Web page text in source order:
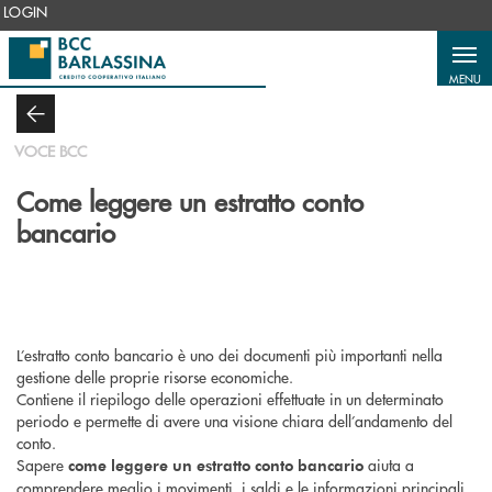
Salta al contenuto principale
LOGIN
MENU
VOCE BCC
Come leggere un estratto conto
bancario
L’estratto conto bancario è uno dei documenti più importanti nella
gestione delle proprie risorse economiche.
Contiene il riepilogo delle operazioni effettuate in un determinato
periodo e permette di avere una visione chiara dell’andamento del
conto.
Sapere come leggere un estratto conto bancario aiuta a